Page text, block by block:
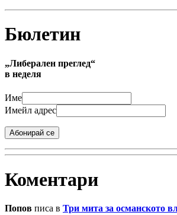
Бюлетин
„Либерален преглед“
в неделя
Име
Имейл адрес
Абонирай се
Коментари
Попов писа в Три мита за османското